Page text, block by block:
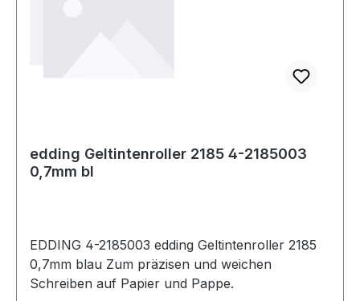
edding Geltintenroller 2185 4-2185003
0,7mm bl
EDDING 4-2185003 edding Geltintenroller 2185
0,7mm blau Zum präzisen und weichen
Schreiben auf Papier und Pappe.